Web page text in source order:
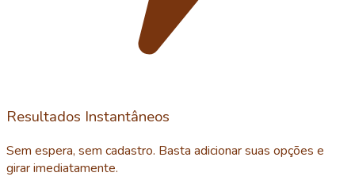
Resultados Instantâneos
Sem espera, sem cadastro. Basta adicionar suas opções e
girar imediatamente.